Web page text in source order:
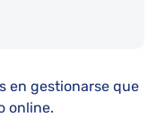
en gestionarse que
online.